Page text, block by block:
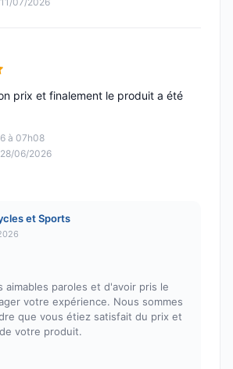
5
à 07h08
06/2026
prix et finalement le produit a été
et Sports
aimables paroles et d'avoir pris le
votre expérience. Nous sommes
que vous étiez satisfait du prix et
votre produit.